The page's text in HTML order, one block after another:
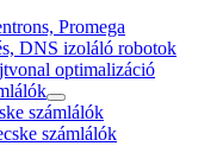
Promega
DNS izoláló robotok
optimalizáció
számlálók
számlálók